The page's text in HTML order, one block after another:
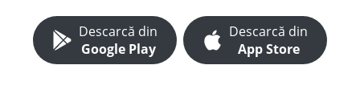
Descarcă din
Google Play
Descarcă din
App Store